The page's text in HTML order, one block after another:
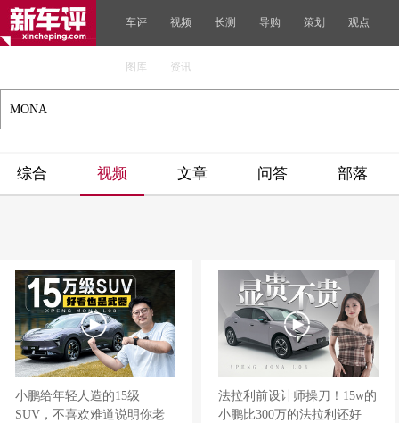
车评 视频 长测 导购 策划 观点
图库 资讯
综合 视频 文章 问答 部落
小鹏给年轻人造的15级
SUV，不喜欢难道说明你老
法拉利前设计师操刀！15w的
小鹏比300万的法拉利还好